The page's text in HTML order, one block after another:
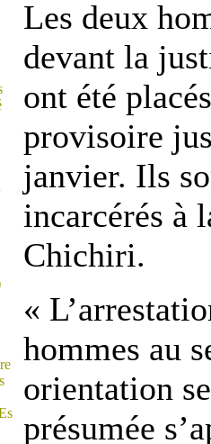
Les deux
devant la
ont été
provisoire
janvier. Ils
incarcérés à
Chichiri.
«
hommes au
orientation
présumée